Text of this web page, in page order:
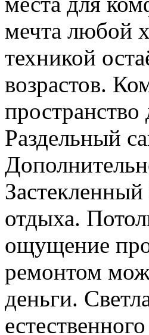
мечта любой
техникой
возрастов.
Раздельный
отдыха.
ощущение
ремонтом
деньги.